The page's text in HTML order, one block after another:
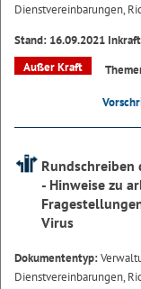
Dienstvereinbarungen,
Stand: 16.09.2021
Außer Kraft
Rundschreiben
- Hinweise zu
Virus
Dokumententyp:
Dienstvereinbarungen,